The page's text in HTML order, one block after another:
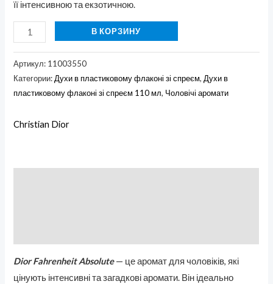
її інтенсивною та екзотичною.
В КОРЗИНУ
Артикул: 11003550
Категории:Духи в пластиковому флаконі зі спреєм,Духи в
пластиковому флаконі зі спреєм 110 мл, Чоловічі аромати
Christian Dior
Dior Fahrenheit Absolute— це аромат для чоловіків, які
цінують інтенсивні та загадкові аромати. Він ідеально